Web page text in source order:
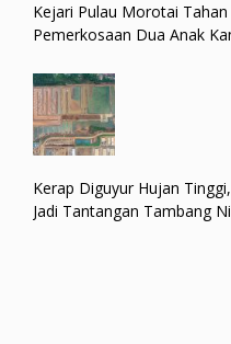
Kejari Pulau Morotai
Pemerkosaan Dua Anak
Kerap Diguyur Hujan
Jadi Tantangan Tambang